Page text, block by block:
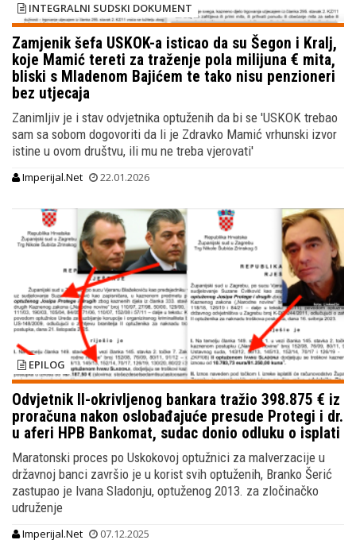
INTEGRALNI SUDSKI DOKUMENT
Zamjenik šefa USKOK-a isticao da su Šegon i Kralj,
koje Mamić tereti za traženje pola milijuna € mita,
bliski s Mladenom Bajićem te tako nisu penzioneri
bez utjecaja
Zanimljiv je i stav odvjetnika optuženih da bi se 'USKOK trebao
sam sa sobom dogovoriti da li je Zdravko Mamić vrhunski izvor
istine u ovom društvu, ili mu ne treba vjerovati'
Imperijal.Net 22.01.2026
EPILOG
Odvjetnik II-okrivljenog bankara tražio 398.875 € iz
proračuna nakon oslobađajuće presude Protegi i dr.
u aferi HPB Bankomat, sudac donio odluku o isplati
Maratonski proces po Uskokovoj optužnici za malverzacije u
državnoj banci završio je u korist svih optuženih, Branko Šerić
zastupao je Ivana Sladonju, optuženog 2013. za zločinačko
udruženje
Imperijal.Net 07.12.2025